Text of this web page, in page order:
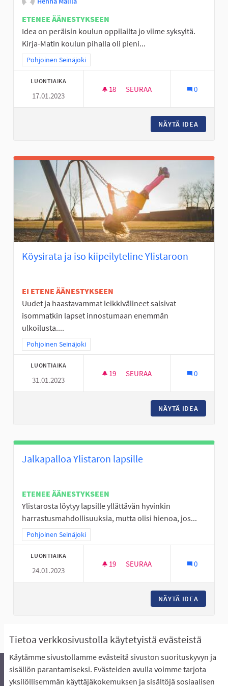
Tietoa verkkosivustolla käytetyistä evästeistä
Käytämme sivustollamme evästeitä sivuston suorituskyvyn ja
sisällön parantamiseksi. Evästeiden avulla voimme tarjota
yksilöllisemmän käyttäjäkokemuksen ja sisältöjä sosiaalisen
ETENEE ÄÄNESTYKSEEN
Idea on peräisin koulun oppilailta jo viime syksyltä.
Kirja-Matin koulun pihalla oli pieni...
Rajaa tulokset teeman mukaan: Pohjoinen Seinäjoki
Pohjoinen Seinäjoki
LUONTIAIKA
17.01.2023
18 18 SEURAAJAA
SEURAA 0
NÄYTÄ IDEA
Köysirata ja iso kiipeilyteline Ylistaroon
EI ETENE ÄÄNESTYKSEEN
Uudet ja haastavammat leikkivälineet saisivat
isommatkin lapset innostumaan enemmän
ulkoilusta....
Rajaa tulokset teeman mukaan: Pohjoinen Seinäjoki
Pohjoinen Seinäjoki
LUONTIAIKA
31.01.2023
19 19 SEURAAJAA
SEURAA 0
NÄYTÄ IDEA
Jalkapalloa Ylistaron lapsille
ETENEE ÄÄNESTYKSEEN
Ylistarosta löytyy lapsille yllättävän hyvinkin
harrastusmahdollisuuksia, mutta olisi hienoa, jos...
Rajaa tulokset teeman mukaan: Pohjoinen Seinäjoki
Pohjoinen Seinäjoki
LUONTIAIKA
24.01.2023
19 19 SEURAAJAA
SEURAA 0
NÄYTÄ IDEA
Näytä kaikki peruutetut ideat
Äänestyksen pikaohjeet Usein kysytyt kysymykset